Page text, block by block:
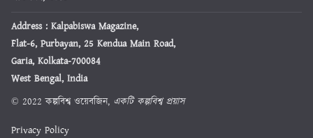
Address : Kalpabiswa Magazine,
Flat-6, Purbayan, 25 Kendua Main Road,
Garia, Kolkata-700084
West Bengal, India
© 2022 কল্পবিশ্ব ওয়েবজিন, একটি কল্পবিশ্ব প্রয়াস
Privacy Policy